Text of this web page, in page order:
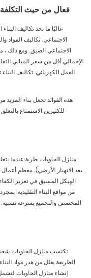
فعال من حيث
غالبًا ما تحد تكاليف
الاجتماعي. تكاليف المواد
الاجتماعي الضيق. ومع ذلك ،
الإجمالي أقل من سعر المباني
العمل الكهربائي. تكاليف
هذه الفوائد تجعل بناء
للكثيرين الاستمتاع
منازل الحاويات طرية عندما
بعد الانهيار الأرضي). معظم
الهيكل المسبق في تعزيز
من مواقع البناء التقليدية.
المخصص والتجميع بسرعة
تكتسب منازل الحاويات شعبية
الطريقة يقلل من هدر مواد
إنشاء منازل الحاويات